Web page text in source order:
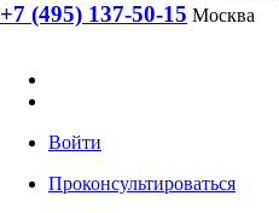
+7 (495) 137-50-15 Москва
Войти
Проконсультироваться